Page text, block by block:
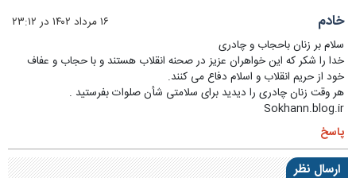
خادم
۱۶ مرداد ۱۴۰۲ در ۲۳:۱۲
سلام بر زنان باحجاب و چادری
خدا را شکر که این خواهران عزیز در صحنه انقلاب هستند و با حجاب و عفاف
خود از حریم انقلاب و اسلام دفاع می کنند.
هر وقت زنان چادری را دیدید برای سلامتی شأن صلوات بفرستید‌ .
Sokhann.blog.ir
پاسخ
ارسال نظر